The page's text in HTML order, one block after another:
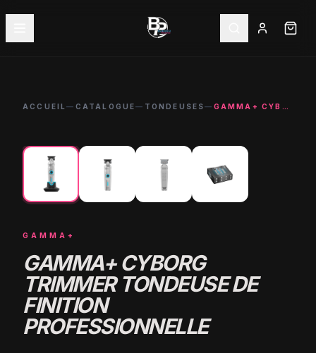
ACCUEIL— CATALOGUE— TONDEUSES— GAMMA+ CYBORG TRIMMER TONDEUSE DE FINITION PROFESSIONNELLE
GAMMA+
GAMMA+ CYBORG
TRIMMER TONDEUSE DE
FINITION
PROFESSIONNELLE